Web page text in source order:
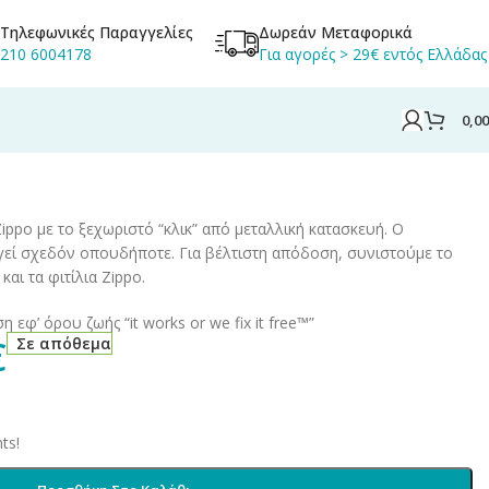
Τηλεφωνικές Παραγγελίες
210 6004178
Δωρεάν Μεταφορικά
Για αγορές > 29€ εντός
με το ξεχωριστό “κλικ” από μεταλλική κατασκευή. Ο
σχεδόν οπουδήποτε. Για βέλτιστη απόδοση, συνιστούμε το
τα φιτίλια Ζippo.
εφ’ όρου ζωής “it works or we fix it free™”
Σε απόθεμα